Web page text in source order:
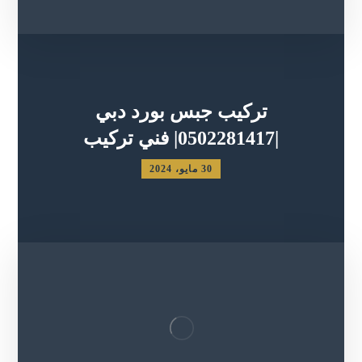
تركيب جبس بورد دبي
|0502281417| فني تركيب
30 مايو، 2024